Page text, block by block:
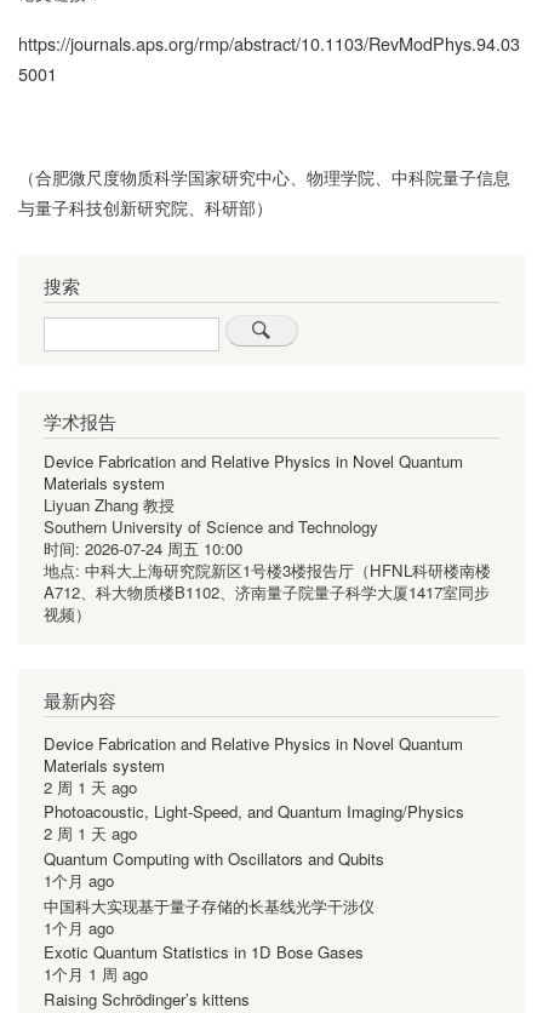
https://journals.aps.org/rmp/abstract/10.1103/RevModPhys.94.03
5001
（合肥微尺度物质科学国家研究中心、物理学院、中科院量子信息
与量子科技创新研究院、科研部）
搜索
Search
学术报告
Device Fabrication and Relative Physics in Novel Quantum
Materials system
Liyuan Zhang 教授
Southern University of Science and Technology
时间: 2026-07-24 周五 10:00
地点: 中科大上海研究院新区1号楼3楼报告厅（HFNL科研楼南楼
A712、科大物质楼B1102、济南量子院量子科学大厦1417室同步
视频）
最新内容
Device Fabrication and Relative Physics in Novel Quantum
Materials system
2 周 1 天 ago
Photoacoustic, Light-Speed, and Quantum Imaging/Physics
2 周 1 天 ago
Quantum Computing with Oscillators and Qubits
1个月 ago
中国科大实现基于量子存储的长基线光学干涉仪
1个月 ago
Exotic Quantum Statistics in 1D Bose Gases
1个月 1 周 ago
Raising Schrödinger’s kittens